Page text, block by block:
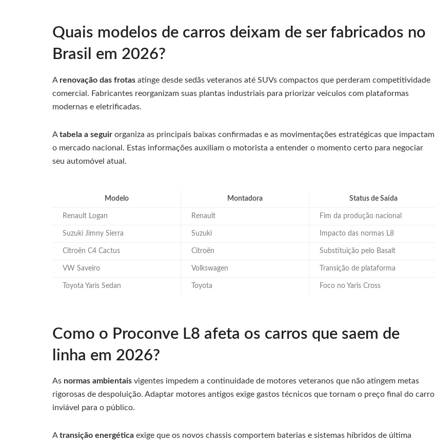
Quais modelos de carros deixam de ser fabricados no
Brasil em 2026?
A renovação das frotas atinge desde sedãs veteranos até SUVs compactos que perderam competitividade
comercial. Fabricantes reorganizam suas plantas industriais para priorizar veículos com plataformas
modernas e eletrificadas.
Atabela a seguir organiza as principais baixas confirmadas e as movimentações estratégicas que impactam
o mercado nacional. Estas informações auxiliam o motorista a entender o momento certo para negociar
seu automóvel atual.
Modelo Montadora Status de Saída
Renault Logan Renault Fim da produção nacional
Suzuki Jimny Sierra Suzuki Impacto das normas L8
Citroën C4 Cactus Citroën Substituição pelo Basalt
VW Saveiro Volkswagen Transição de plataforma
Toyota Yaris Sedan Toyota Foco no Yaris Cross
Como o Proconve L8 afeta os carros que saem de
linha em 2026?
As normas ambientais vigentes impedem a continuidade de motores veteranos que não atingem metas
rigorosas de despoluição. Adaptar motores antigos exige gastos técnicos que tornam o preço final do carro
inviável para o público.
Atransição energética exige que os novos chassis comportem baterias e sistemas híbridos de última